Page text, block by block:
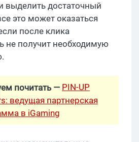
выделить достаточный
это может оказаться
после клика
не получит необходимую
почитать — PIN-UP
ведущая партнерская
в iGaming